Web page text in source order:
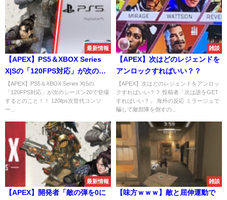
最新情報
【APEX】PS5＆XBOX Series
X|Sの「120FPS対応」が次のシ
ーズン20で登場するとのこ
と！！
【APEX】PS5＆XBOX Series X|Sの
「120FPS対応」が次のシーズン20で登場
するとのこと！！ 120fps次世代コンソ
ー...
雑談
【APEX】次はどのレジェンドを
アンロックすればいい？？
【APEX】次はどのレジェンドをアンロッ
クすればいい？？ 投稿者「次は誰をGET
すればいい？」 海外の反応 ミラージュで
騙して敵部隊を倒すの...
最新情報
【APEX】開発者「敵の弾を0に
雑談
【味方ｗｗｗ】敵と屈伸運動で